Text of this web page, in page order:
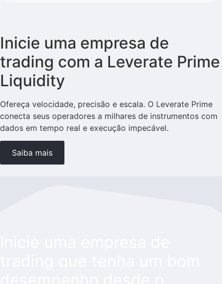
Inicie uma empresa de
trading com a Leverate Prime
Liquidity
Ofereça velocidade, precisão e escala. O Leverate Prime
conecta seus operadores a milhares de instrumentos com
dados em tempo real e execução impecável.
Saiba mais